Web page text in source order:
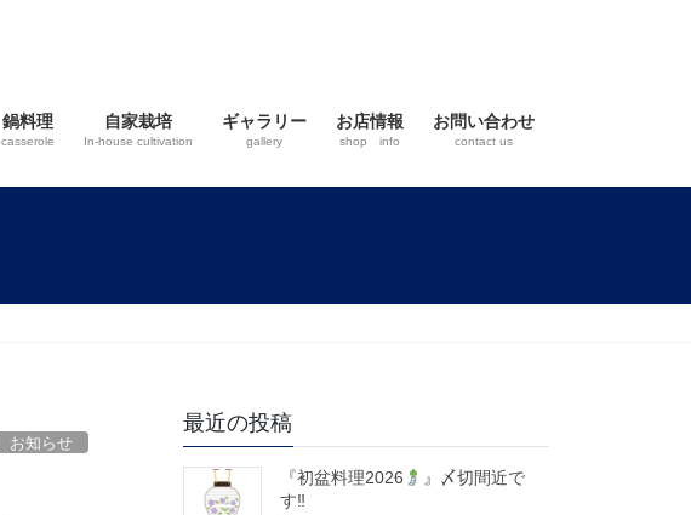
鍋料理
casserole
自家栽培
In-house cultivation
ギャラリー
gallery
お店情報
shop info
お問い合わせ
contact us
お知らせ
最近の投稿
『初盆料理2026
』〆切間近で
す‼